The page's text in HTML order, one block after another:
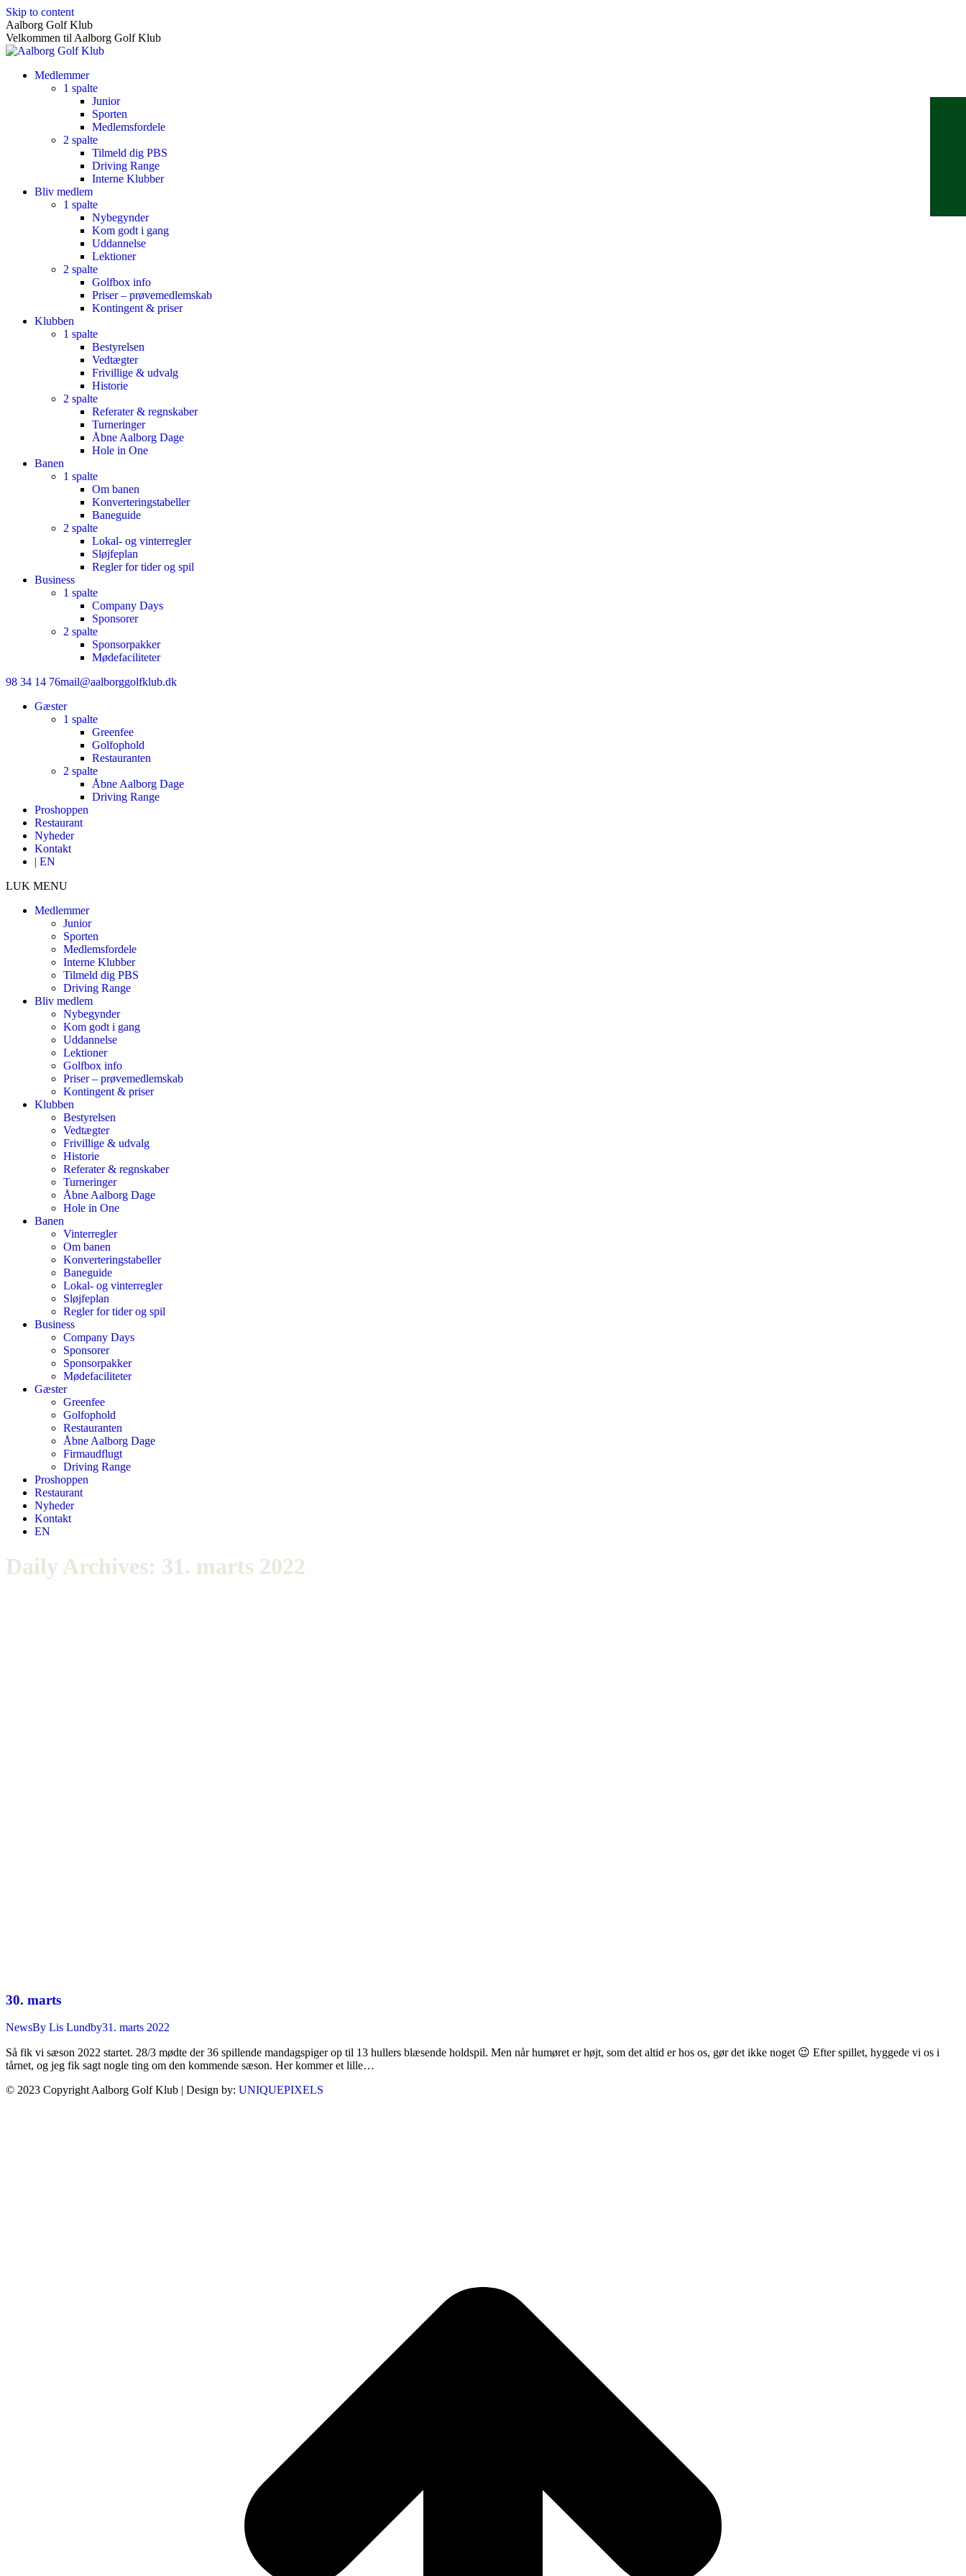
Skip to content
Aalborg Golf Klub
Velkommen til Aalborg Golf Klub
Medlemmer
1 spalte
Junior
Sporten
Medlemsfordele
2 spalte
Tilmeld dig PBS
Driving Range
Interne Klubber
Bliv medlem
1 spalte
Nybegynder
Kom godt i gang
Uddannelse
Lektioner
2 spalte
Golfbox info
Priser – prøvemedlemskab
Kontingent & priser
Klubben
1 spalte
Bestyrelsen
Vedtægter
Frivillige & udvalg
Historie
2 spalte
Referater & regnskaber
Turneringer
Åbne Aalborg Dage
Hole in One
Banen
1 spalte
Om banen
Konverteringstabeller
Baneguide
2 spalte
Lokal- og vinterregler
Sløjfeplan
Regler for tider og spil
Business
1 spalte
Company Days
Sponsorer
2 spalte
Sponsorpakker
Mødefaciliteter
98 34 14 76mail@aalborggolfklub.dk
Gæster
1 spalte
Greenfee
Golfophold
Restauranten
2 spalte
Åbne Aalborg Dage
Driving Range
Proshoppen
Restaurant
Nyheder
Kontakt
| EN
LUK MENU
Medlemmer
Junior
Sporten
Medlemsfordele
Interne Klubber
Tilmeld dig PBS
Driving Range
Bliv medlem
Nybegynder
Kom godt i gang
Uddannelse
Lektioner
Golfbox info
Priser – prøvemedlemskab
Kontingent & priser
Klubben
Bestyrelsen
Vedtægter
Frivillige & udvalg
Historie
Referater & regnskaber
Turneringer
Åbne Aalborg Dage
Hole in One
Banen
Vinterregler
Om banen
Konverteringstabeller
Baneguide
Lokal- og vinterregler
Sløjfeplan
Regler for tider og spil
Business
Company Days
Sponsorer
Sponsorpakker
Mødefaciliteter
Gæster
Greenfee
Golfophold
Restauranten
Åbne Aalborg Dage
Firmaudflugt
Driving Range
Proshoppen
Restaurant
Nyheder
Kontakt
EN
Daily Archives: 31. marts 2022
30. marts
NewsBy Lis Lundby31. marts 2022
Så fik vi sæson 2022 startet. 28/3 mødte der 36 spillende mandagspiger op til 13 hullers blæsende holdspil. Men når humøret er højt, som det altid er hos os, gør det ikke noget 😉 Efter spillet, hyggede vi os i
tårnet, og jeg fik sagt nogle ting om den kommende sæson. Her kommer et lille…
© 2023 Copyright Aalborg Golf Klub | Design by: UNIQUEPIXELS